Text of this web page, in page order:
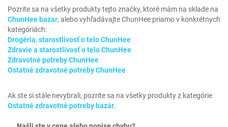
Pozrite sa na všetky produkty tejto značky, ktoré mám na sklade na
ChunHee bazar, alebo vyhľadávajte ChunHee priamo v konkrétnych
kategóriách:
Drogéria, starostlivosť o telo ChunHee
Zdravie a starostlivosť o telo ChunHee
Zdravotné potreby ChunHee
Ostatné zdravotné potreby ChunHee
Ak ste si stále nevybrali, pozrite sa na všetky produkty z kategórie
Ostatné zdravotné potreby bazár.